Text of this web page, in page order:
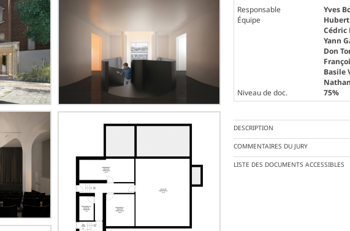
Responsable
Yves
Équipe
Cédric
Yann
Don
Basile
Niveau de doc.
75%
DESCRIPTION
COMMENTAIRES DU JURY
LISTE DES DOCUMENTS ACCESSIBLES